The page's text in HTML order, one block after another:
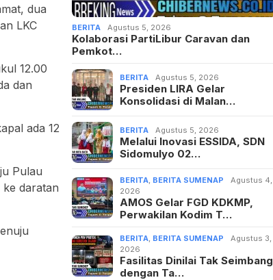
dua
LKC
12.00
dan
ada 12
Pulau
daratan
BERITA Agustus 5, 2026
Kolaborasi PartiLibur Caravan dan
Pemkot…
BERITA Agustus 5, 2026
Presiden LIRA Gelar
Konsolidasi di Malan…
BERITA Agustus 5, 2026
Melalui Inovasi ESSIDA, SDN
Sidomulyo 02…
BERITA BERITA SUMENAP
Agustus 4,
2026
AMOS Gelar FGD KDKMP,
Perwakilan Kodim T…
BERITA BERITA SUMENAP
Agustus 3,
2026
Fasilitas Dinilai Tak Seimbang
dengan Ta…